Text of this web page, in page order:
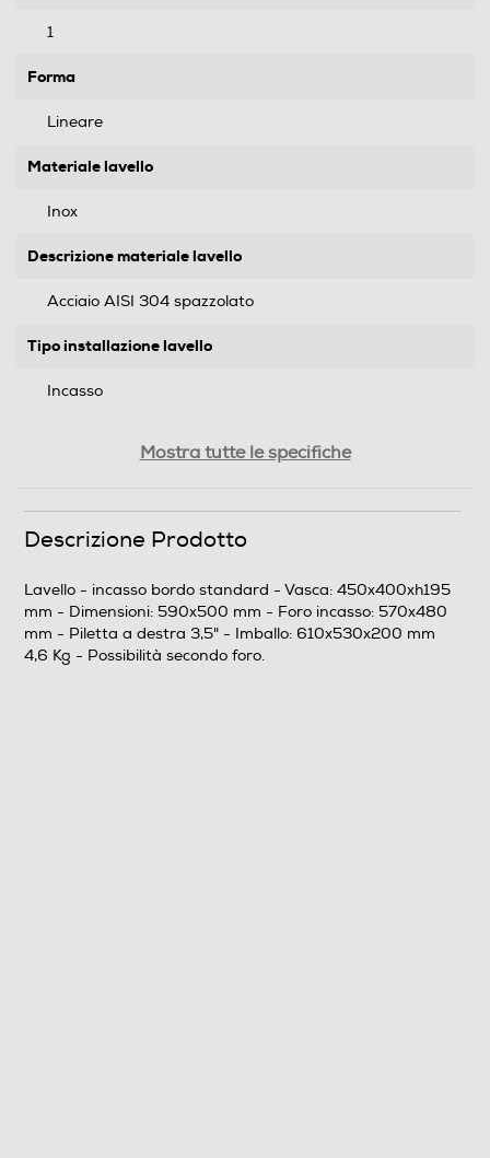
1
Forma
Lineare
Materiale lavello
Inox
Descrizione materiale lavello
Acciaio AISI 304 spazzolato
Tipo installazione lavello
Incasso
Descrizione
Dimensioni - Peso
Altezza vasca - cm
Mostra tutte le specifiche
Descrizione Prodotto
Lavello - incasso bordo standard - Vasca: 450x400xh195
mm - Dimensioni: 590x500 mm - Foro incasso: 570x480
mm - Piletta a destra 3,5" - Imballo: 610x530x200 mm
4,6 Kg - Possibilità secondo foro.